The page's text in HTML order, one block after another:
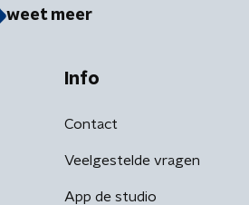
weet meer
Info
Contact
Veelgestelde vragen
App de studio